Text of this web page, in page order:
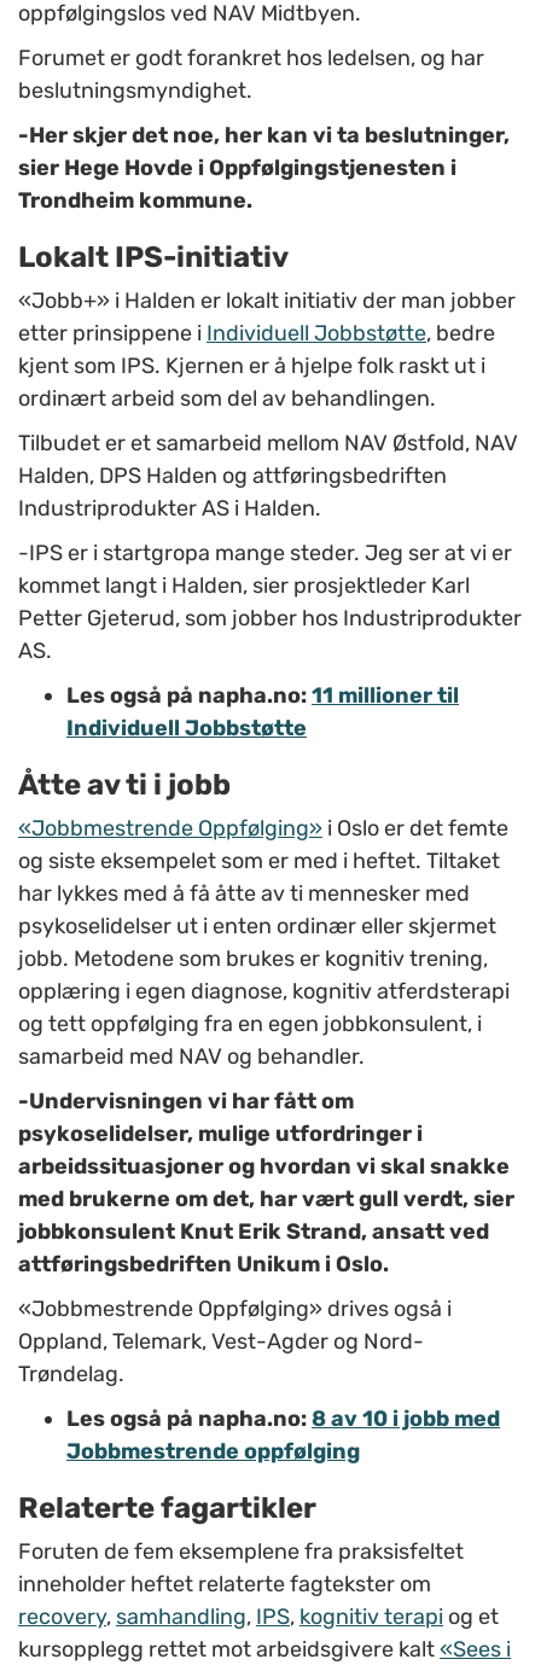
oppfølgingslos ved NAV Midtbyen.
Forumet er godt forankret hos ledelsen, og har
beslutningsmyndighet.
-Her skjer det noe, her kan vi ta beslutninger,
sier Hege Hovde i Oppfølgingstjenesten i
Trondheim kommune.
Lokalt IPS-initiativ
«Jobb+» i Halden er lokalt initiativ der man jobber
etter prinsippene i Individuell Jobbstøtte, bedre
kjent som IPS. Kjernen er å hjelpe folk raskt ut i
ordinært arbeid som del av behandlingen.
Tilbudet er et samarbeid mellom NAV Østfold, NAV
Halden, DPS Halden og attføringsbedriften
Industriprodukter AS i Halden.
-IPS er i startgropa mange steder. Jeg ser at vi er
kommet langt i Halden, sier prosjektleder Karl
Petter Gjeterud, som jobber hos Industriprodukter
AS.
Les også på napha.no:11 millioner til
Individuell Jobbstøtte
Åtte av ti i jobb
«Jobbmestrende Oppfølging» i Oslo er det femte
og siste eksempelet som er med i heftet. Tiltaket
har lykkes med å få åtte av ti mennesker med
psykoselidelser ut i enten ordinær eller skjermet
jobb. Metodene som brukes er kognitiv trening,
opplæring i egen diagnose, kognitiv atferdsterapi
og tett oppfølging fra en egen jobbkonsulent, i
samarbeid med NAV og behandler.
-Undervisningen vi har fått om
psykoselidelser, mulige utfordringer i
arbeidssituasjoner og hvordan vi skal snakke
med brukerne om det, har vært gull verdt, sier
jobbkonsulent Knut Erik Strand, ansatt ved
attføringsbedriften Unikum i Oslo.
«Jobbmestrende Oppfølging» drives også i
Oppland, Telemark, Vest-Agder og Nord-
Trøndelag.
Les også på napha.no:8 av 10 i jobb med
Jobbmestrende oppfølging
Relaterte fagartikler
Foruten de fem eksemplene fra praksisfeltet
inneholder heftet relaterte fagtekster om
recovery, samhandling, IPS, kognitiv terapi og et
kursopplegg rettet mot arbeidsgivere kalt«Sees i